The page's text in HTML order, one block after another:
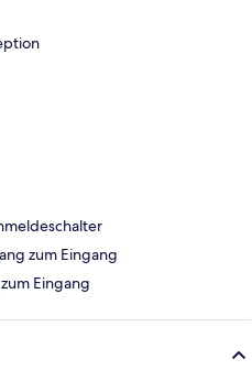
zum Eingang
Eingang